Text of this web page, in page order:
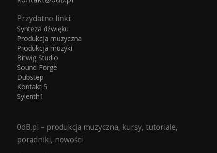
Przydatne linki:
Synteza dźwięku
Produkcja muzyczna
Produkcja muzyki
Bitwig Studio
Sound Forge
Dubstep
Kontakt 5
Sylenth1
0dB.pl – produkcja muzyczna, kursy, tutoriale,
poradniki, nowości